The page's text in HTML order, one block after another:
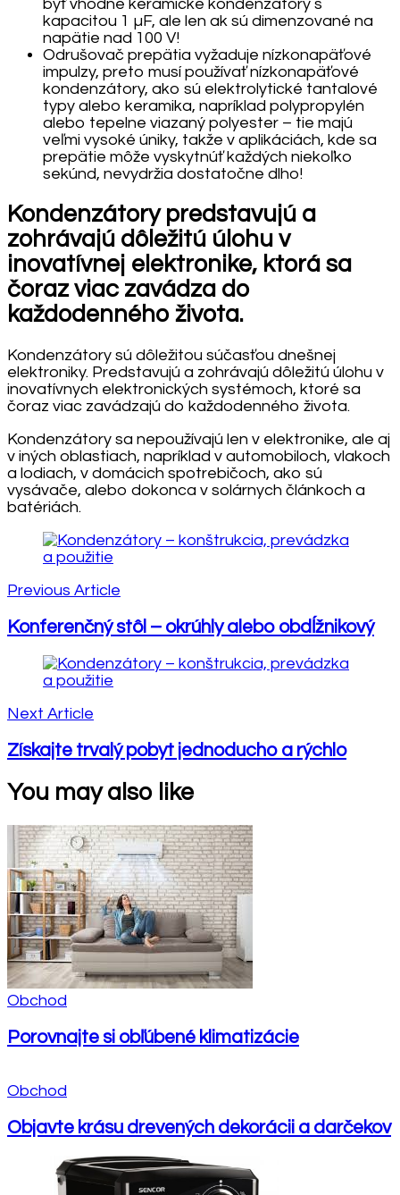
byť vhodné keramické kondenzátory s
kapacitou 1 µF, ale len ak sú dimenzované na
napätie nad 100 V!
Odrušovač prepätia vyžaduje nízkonapäťové
impulzy, preto musí používať nízkonapäťové
kondenzátory, ako sú elektrolytické tantalové
typy alebo keramika, napríklad polypropylén
alebo tepelne viazaný polyester – tie majú
veľmi vysoké úniky, takže v aplikáciách, kde sa
prepätie môže vyskytnúť každých niekoľko
sekúnd, nevydržia dostatočne dlho!
Kondenzátory predstavujú a
zohrávajú dôležitú úlohu v
inovatívnej elektronike, ktorá sa
čoraz viac zavádza do
každodenného života.
Kondenzátory sú dôležitou súčasťou dnešnej
elektroniky. Predstavujú a zohrávajú dôležitú úlohu v
inovatívnych elektronických systémoch, ktoré sa
čoraz viac zavádzajú do každodenného života.
Kondenzátory sa nepoužívajú len v elektronike, ale aj
v iných oblastiach, napríklad v automobiloch, vlakoch
a lodiach, v domácich spotrebičoch, ako sú
vysávače, alebo dokonca v solárnych článkoch a
batériách.
Post
Navigation
Previous Article
Konferenčný stôl – okrúhly alebo obdĺžnikový
Next Article
Získajte trvalý pobyt jednoducho a rýchlo
You may also like
Obchod
Porovnajte si obľúbené klimatizácie
Obchod
Objavte krásu drevených dekorácii a darčekov